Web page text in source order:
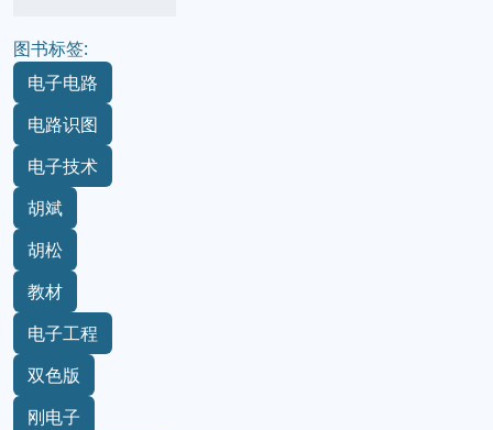
图书标签:
电子电路
电路识图
电子技术
胡斌
胡松
教材
电子工程
双色版
刚电子